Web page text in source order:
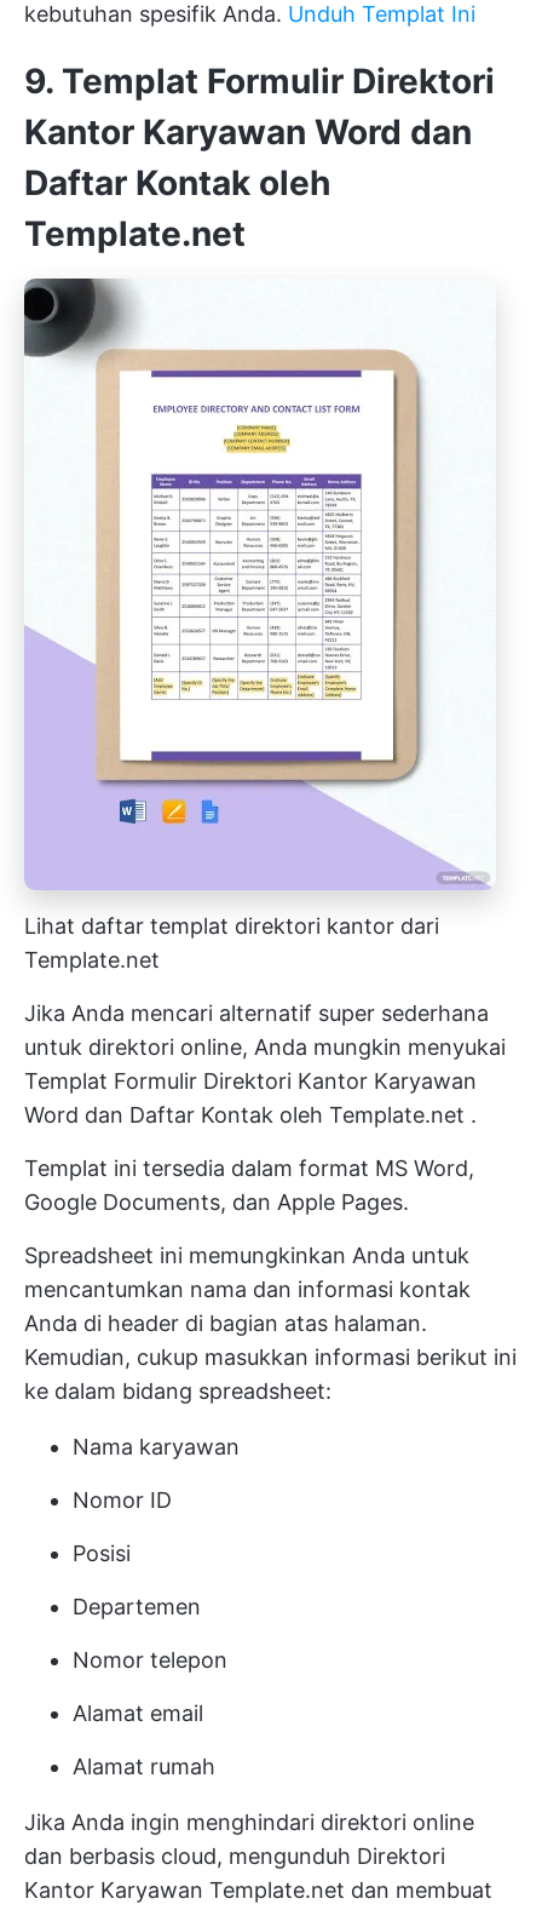
kebutuhan spesifik Anda. Unduh Templat Ini
9. Templat Formulir Direktori
Kantor Karyawan Word dan
Daftar Kontak oleh
Template.net
Lihat daftar templat direktori kantor dari
Template.net
Jika Anda mencari alternatif super sederhana
untuk direktori online, Anda mungkin menyukai
Templat Formulir Direktori Kantor Karyawan
Word dan Daftar Kontak oleh Template.net .
Templat ini tersedia dalam format MS Word,
Google Documents, dan Apple Pages.
Spreadsheet ini memungkinkan Anda untuk
mencantumkan nama dan informasi kontak
Anda di header di bagian atas halaman.
Kemudian, cukup masukkan informasi berikut ini
ke dalam bidang spreadsheet:
Nama karyawan
Nomor ID
Posisi
Departemen
Nomor telepon
Alamat email
Alamat rumah
Jika Anda ingin menghindari direktori online
dan berbasis cloud, mengunduh Direktori
Kantor Karyawan Template.net dan membuat